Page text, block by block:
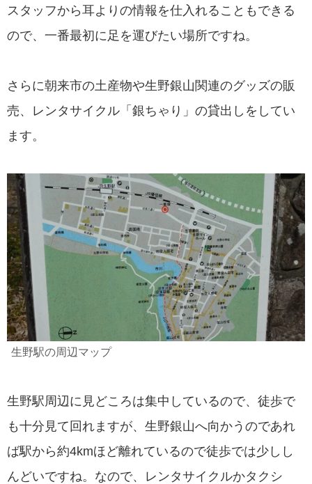
スタッフから耳よりの情報を仕入れることもできる
ので、一番最初に足を運びたい場所ですね。
さらに朝来市の土産物や生野銀山関連のグッズの販
売、レンタサイクル「銀ちゃり」の貸出しをしてい
ます。
生野駅の周辺マップ
生野駅周辺に見どころは集中しているので、徒歩で
も十分見て回れますが、生野銀山へ向かうのであれ
ば駅から約4kmほど離れているので徒歩では少しし
んどいですね。なので、レンタサイクルかタクシ